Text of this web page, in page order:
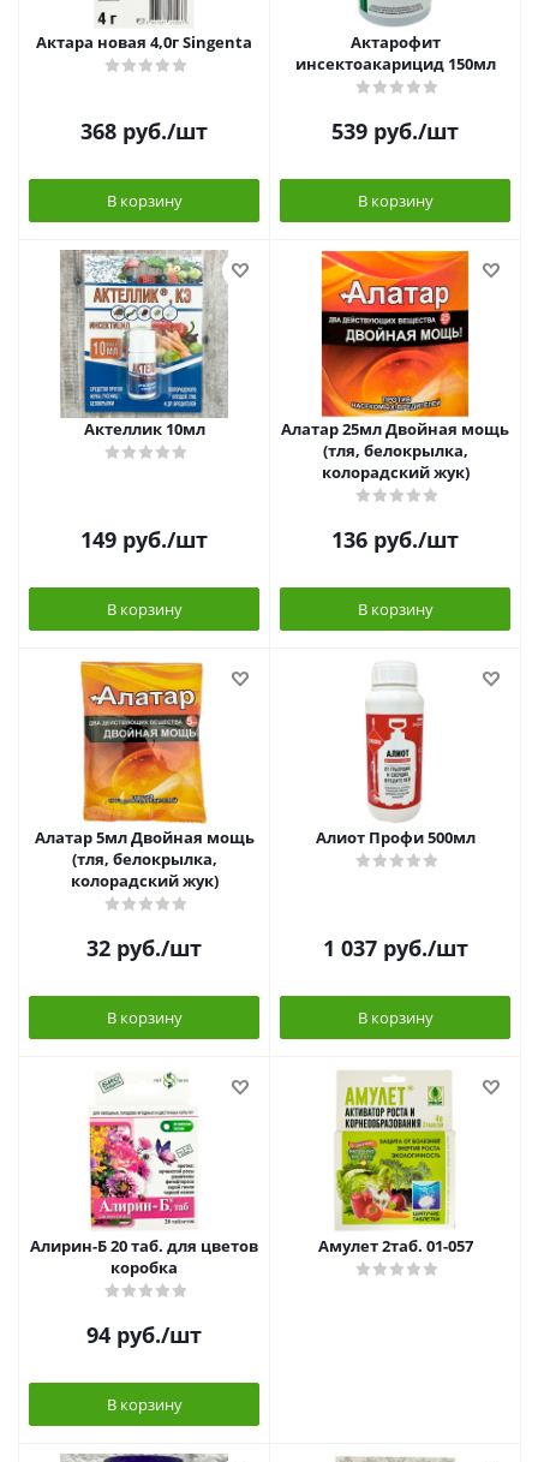
Актара новая 4,0г Singenta
368 руб./шт
В корзину
Актарофит
инсектоакарицид 150мл
539 руб./шт
В корзину
Актеллик 10мл
149 руб./шт
В корзину
Алатар 25мл Двойная мощь
(тля, белокрылка,
колорадский жук)
136 руб./шт
В корзину
Алатар 5мл Двойная мощь
(тля, белокрылка,
колорадский жук)
32 руб./шт
В корзину
Алиот Профи 500мл
1 037руб./шт
В корзину
Алирин-Б 20 таб. для цветов
коробка
94 руб./шт
В корзину
Амулет 2таб. 01-057